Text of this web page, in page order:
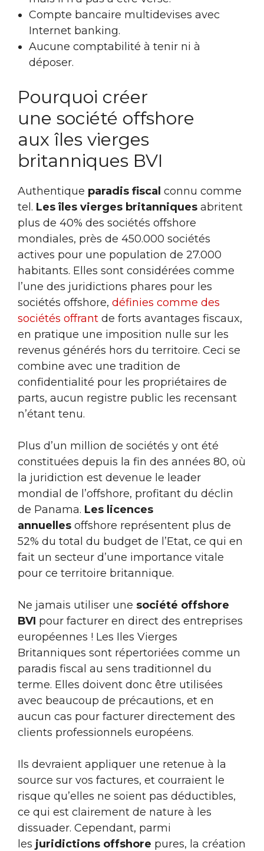
Compte bancaire multidevises avec
Internet banking.
Aucune comptabilité à tenir ni à
déposer.
Pourquoi créer
une société offshore
aux îles vierges
britanniques BVI
Authentique paradis fiscal connu comme
tel. Les îles vierges britanniques abritent
plus de 40% des sociétés offshore
mondiales, près de 450.000 sociétés
actives pour une population de 27.000
habitants. Elles sont considérées comme
l’une des juridictions phares pour les
sociétés offshore, définies comme des
sociétés offrant de forts avantages fiscaux,
en pratique une imposition nulle sur les
revenus générés hors du territoire. Ceci se
combine avec une tradition de
confidentialité pour les propriétaires de
parts, aucun registre public les recensant
n’étant tenu.
Plus d’un million de sociétés y ont été
constituées depuis la fin des années 80, où
la juridiction est devenue le leader
mondial de l’offshore, profitant du déclin
de Panama. Les licences
annuelles offshore représentent plus de
52% du total du budget de l’Etat, ce qui en
fait un secteur d’une importance vitale
pour ce territoire britannique.
Ne jamais utiliser une société offshore
BVI pour facturer en direct des entreprises
européennes ! Les Iles Vierges
Britanniques sont répertoriées comme un
paradis fiscal au sens traditionnel du
terme. Elles doivent donc être utilisées
avec beaucoup de précautions, et en
aucun cas pour facturer directement des
clients professionnels européens.
Ils devraient appliquer une retenue à la
source sur vos factures, et courraient le
risque qu’elles ne soient pas déductibles,
ce qui est clairement de nature à les
dissuader. Cependant, parmi
les juridictions offshore pures, la création